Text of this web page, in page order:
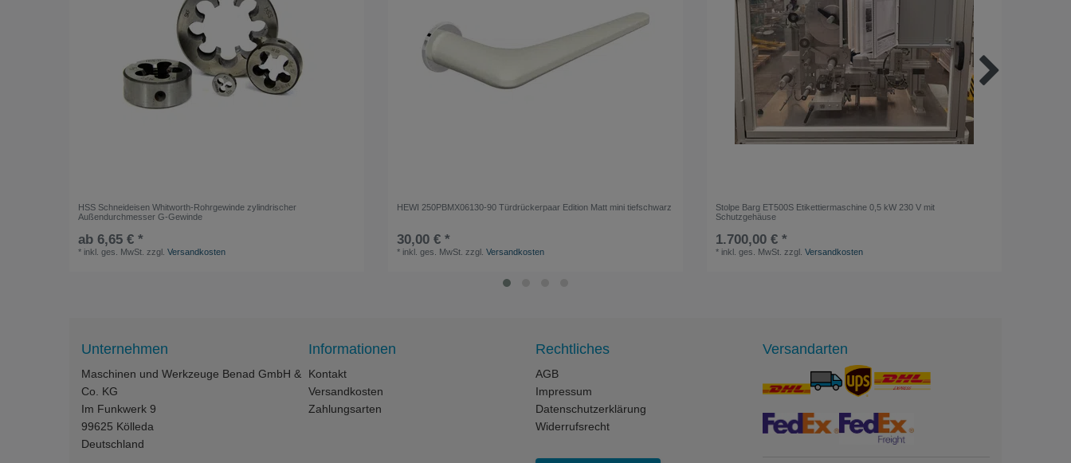
HSS Schneideisen Whitworth-Rohrgewinde zylindrischer
Außendurchmesser G-Gewinde
ab 6,65 € *
* inkl. ges. MwSt. zzgl.Versandkosten
HEWI 250PBMX06130-90 Türdrückerpaar Edition Matt mini tiefschwarz
30,00 € *
* inkl. ges. MwSt. zzgl.Versandkosten
Stolpe Barg ET500S Etikettiermaschine 0,5 kW 230 V mit
Schutzgehäuse
1.700,00 € *
* inkl. ges. MwSt. zzgl.Versandkosten
Unternehmen
Maschinen und Werkzeuge Benad GmbH &
Co. KG
Im Funkwerk 9
99625 Kölleda
Deutschland
Informationen
Kontakt
Versandkosten
Zahlungsarten
Rechtliches
AGB
Impressum
Datenschutzerklärung
Widerrufsrecht
Versandarten